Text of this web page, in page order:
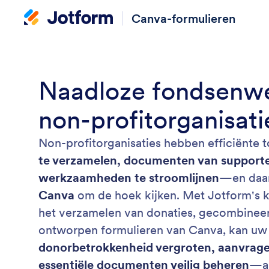
Canva-formulieren
Naadloze
non-
Non-profitorganisaties hebben efficiënte
te verzamelen, documenten van
werkzaamheden te stroomlijnen—en
Canva om de hoek kijken. Met Jotform's
het verzamelen van donaties,
ontworpen formulieren van Canva, kan
donorbetrokkenheid vergroten,
essentiële documenten veilig beheren